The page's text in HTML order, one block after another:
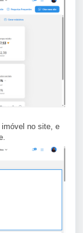
imóvel no site, e